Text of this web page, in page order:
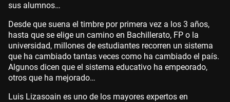
sus alumnos…
Desde que suena el timbre por primera vez a los 3 años,
hasta que se elige un camino en Bachillerato, FP o la
universidad, millones de estudiantes recorren un sistema
que ha cambiado tantas veces como ha cambiado el país.
Algunos dicen que el sistema educativo ha empeorado,
otros que ha mejorado…
Luis Lizasoain es uno de los mayores expertos en